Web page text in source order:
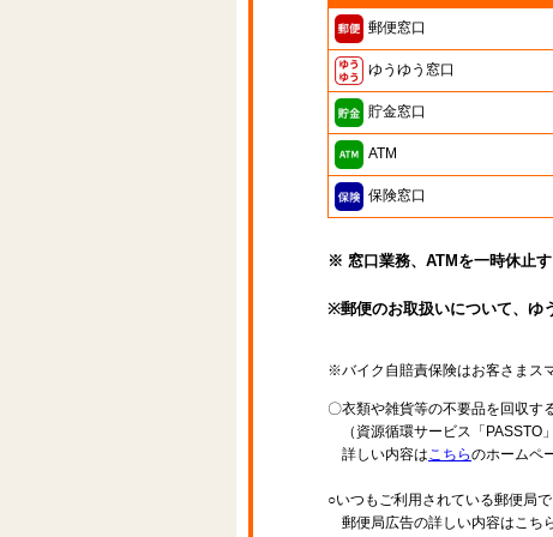
郵便窓口
ゆうゆう窓口
貯金窓口
ATM
保険窓口
※ 窓口業務、ATMを一時休止す
※郵便のお取扱いについて、ゆ
※バイク自賠責保険はお客さまス
〇衣類や雑貨等の不要品を回収す
（資源循環サービス「PASSTO」
詳しい内容はこちらのホームペ
○いつもご利用されている郵便局
郵便局広告の詳しい内容はこち